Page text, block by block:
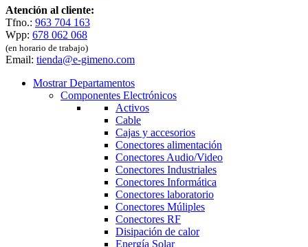
Atención al cliente:
Tfno.: 963 704 163
Wpp: 678 062 068
(en horario de trabajo)
Email: tienda@e-gimeno.com
Mostrar Departamentos
Componentes Electrónicos
Activos
Cable
Cajas y accesorios
Conectores alimentación
Conectores Audio/Video
Conectores Industriales
Conectores Informática
Conectores laboratorio
Conectores Múliples
Conectores RF
Disipación de calor
Energía Solar